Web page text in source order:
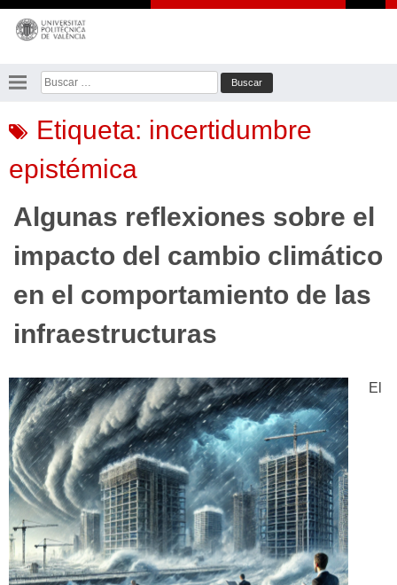
Saltar
contenido
Buscar:
Etiqueta: incertidumbre
epistémica
Algunas reflexiones sobre el
impacto del cambio climático
en el comportamiento de las
infraestructuras
El